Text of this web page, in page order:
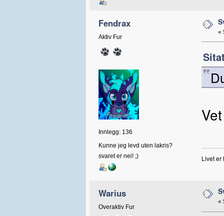
Fendrax
Aktiv Fur
Innlegg: 136
Kunne jeg levd uten lakris?
svaret er nei! ;)
«
Livet er
Warius
Overaktiv Fur
«